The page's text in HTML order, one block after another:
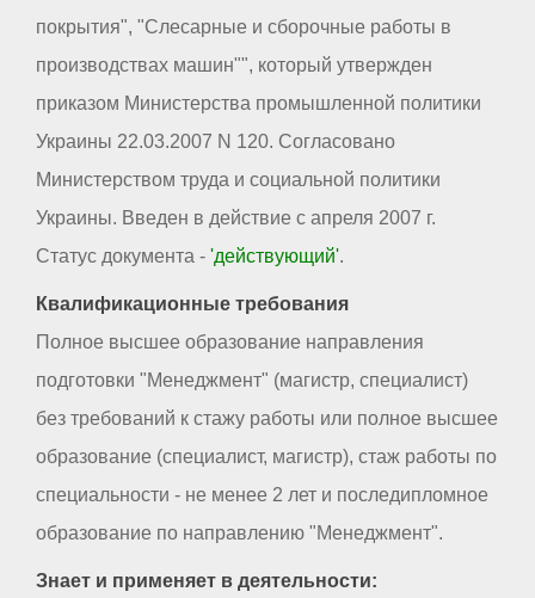
покрытия", "Слесарные и сборочные работы в
производствах машин"", который утвержден
приказом Министерства промышленной политики
Украины 22.03.2007 N 120. Согласовано
Министерством труда и социальной политики
Украины. Введен в действие с апреля 2007 г.
Статус документа - 'действующий'.
Квалификационные требования
Полное высшее образование направления
подготовки "Менеджмент" (магистр, специалист)
без требований к стажу работы или полное высшее
образование (специалист, магистр), стаж работы по
специальности - не менее 2 лет и последипломное
образование по направлению "Менеджмент".
Знает и применяет в деятельности: